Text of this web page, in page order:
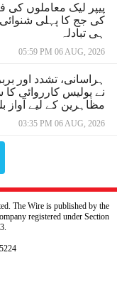
پیپر لیک معاملوں
کی جج کا پہلی
ہی تبادلہ
05:59 PM 06 AUG, 2026
ہراسانی، تشدد اور
نے پولیس کارروائی کا
مظاہرین کے لیے آواز
03:35 PM 06 AUG, 2026
The Wire is published by the
registered under Section